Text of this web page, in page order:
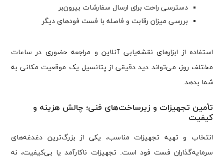
دسترسی راحت برای ارسال سفارشات بیرون‌بر
بررسی میزان رقابت و فاصله با فست فودهای دیگر
استفاده از ابزارهای نقشه‌یابی آنلاین و مراجعه حضوری در ساعات
مختلف روز، می‌تواند دید دقیقی از پتانسیل یک موقعیت مکانی به
شما بدهد.
تأمین تجهیزات و زیرساخت‌های فنی؛ چالش هزینه و
کیفیت
انتخاب و تهیه تجهیزات مناسب، یکی از بزرگ‌ترین دغدغه‌های
سرمایه‌گذاران فست فود است. تجهیزات ناکارآمد یا بی‌کیفیت، نه